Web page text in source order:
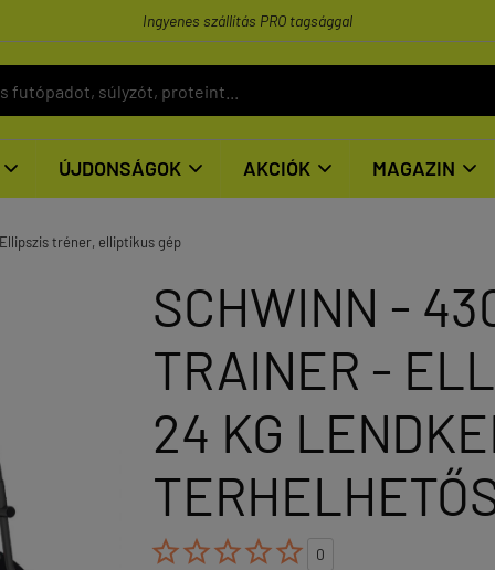
Ingyenes szállítás PRO tagsággal
 ÚJDONSÁGOK  AKCIÓK  MAGAZIN 
tréner, elliptikus gép
SCHWINN -
TRAINER -
24 KG

0